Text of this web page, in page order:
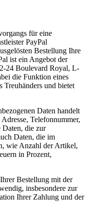
für eine
PayPal
Bestellung Ihre
ist ein Angebot der
24 Boulevard Royal, L-
die Funktion eines
Treuhänders und bietet
Daten handelt
Telefonnummer,
Daten, die zur
Daten, die im
wie Anzahl der Artikel,
in Prozent,
Bestellung mit der
insbesondere zur
Ihrer Zahlung und der